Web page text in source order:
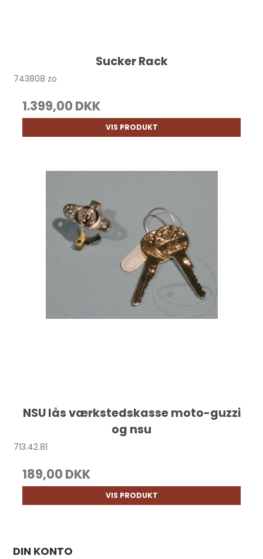
Sucker Rack
743808 zo
1.399,00 DKK
VIS PRODUKT
NSU lås værkstedskasse moto-guzzi
og nsu
713.42.81
189,00 DKK
VIS PRODUKT
DIN KONTO